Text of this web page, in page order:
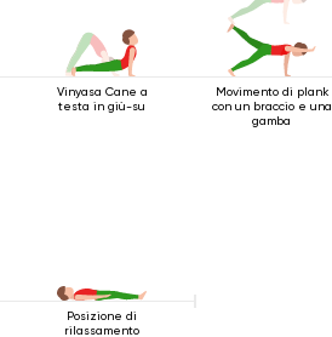
Vinyasa Cane a
testa in giù-su
Movimento di plank
con un braccio e una
gamba
Posizione di
rilassamento